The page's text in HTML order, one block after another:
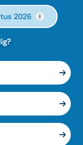
2026 i